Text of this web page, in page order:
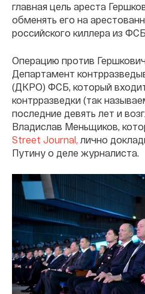
главная цель ареста
обменять его на
российского киллера из
Операцию против
Департамент
(ДКРО) ФСБ, который
контрразведки (так
последние девять лет и
Владислав Меньщиков,
Street Journal, лично
Путину о деле журналиста.